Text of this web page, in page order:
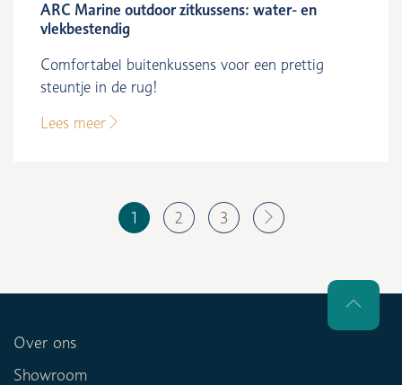
ARC Marine outdoor zitkussens: water- en
vlekbestendig
Comfortabel buitenkussens voor een prettig
steuntje in de rug!
Lees meer
1 2 3
Over ons
Showroom